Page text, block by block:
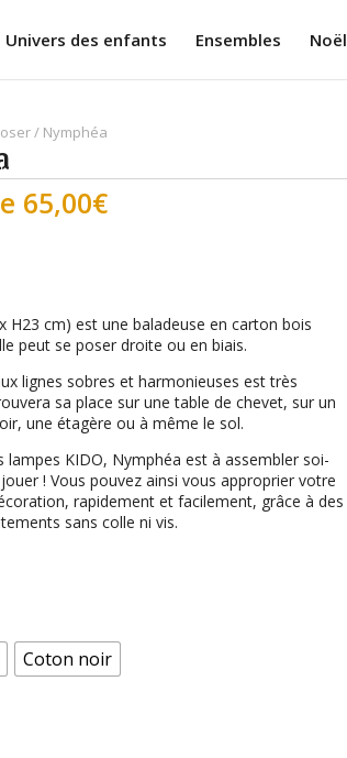
Univers des enfants Ensembles Noël
/ Nymphéa
65,00€
H23 cm) est une baladeuse en carton bois
peut se poser droite ou en biais.
lignes sobres et harmonieuses est très
sa place sur une table de chevet, sur un
une étagère ou à même le sol.
lampes KIDO, Nymphéa est à assembler soi-
! Vous pouvez ainsi vous approprier votre
rapidement et facilement, grâce à des
sans colle ni vis.
Coton noir